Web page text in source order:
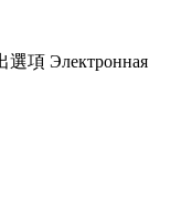
項 Электронная